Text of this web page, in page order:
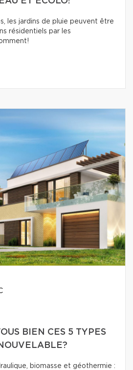
les jardins de pluie peuvent être
résidentiels par les
BIEN CES 5 TYPES
biomasse et géothermie :